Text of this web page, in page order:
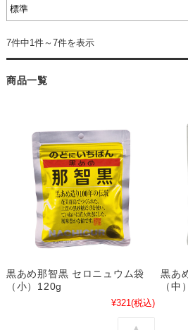
7件中1件～7件を表示
商品一覧
黒あめ那智黒 セロニュウム袋
（小）120g
¥321(税込)
黒あ
（中